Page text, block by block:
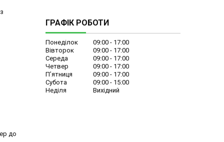
до
ГРАФІК РОБОТИ
Понеділок 09:00
17:00
Вівторок
09:00
17:00
Середа
09:00
17:00
Четвер
09:00
17:00
Пʼятниця
09:00
17:00
Субота
09:00
15:00
Неділя
Вихідний